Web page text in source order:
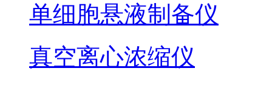
单细胞悬液制备仪
真空离心浓缩仪